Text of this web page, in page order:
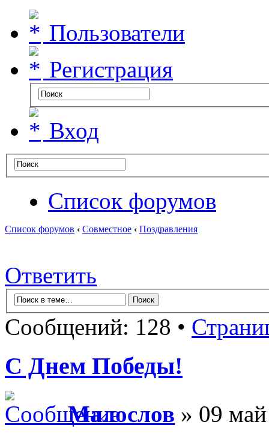
Пользователи
Регистрация
Вход
Список форумов
Список форумов ‹ Совместное ‹ Поздравления
Ответить
Сообщений: 128 •
С Днем Победы!
Малослов » 09